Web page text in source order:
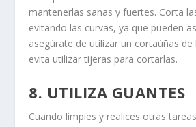
mantenerlas sanas y fuertes. Corta
evitando las curvas, ya que pueden
asegúrate de utilizar un cortaúñas de
evita utilizar tijeras para cortarlas.
8. UTILIZA GUANTES
Cuando limpies y realices otras